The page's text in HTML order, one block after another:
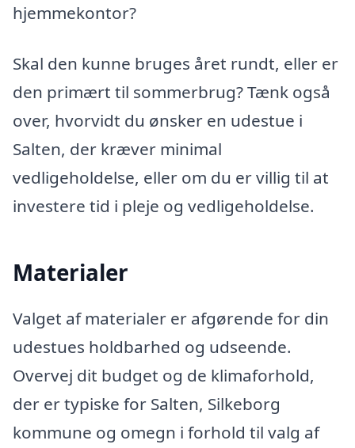
hjemmekontor?
Skal den kunne bruges året rundt, eller er
den primært til sommerbrug? Tænk også
over, hvorvidt du ønsker en udestue i
Salten, der kræver minimal
vedligeholdelse, eller om du er villig til at
investere tid i pleje og vedligeholdelse.
Materialer
Valget af materialer er afgørende for din
udestues holdbarhed og udseende.
Overvej dit budget og de klimaforhold,
der er typiske for Salten, Silkeborg
kommune og omegn i forhold til valg af